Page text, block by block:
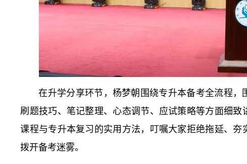
在升学分享环节，杨梦朝围绕专升本备考全流程，
刷题技巧、笔记整理、心态调节、应试策略等方面细
课程与专升本复习的实用方法，叮嘱大家拒绝拖延、
拨开备考迷雾。